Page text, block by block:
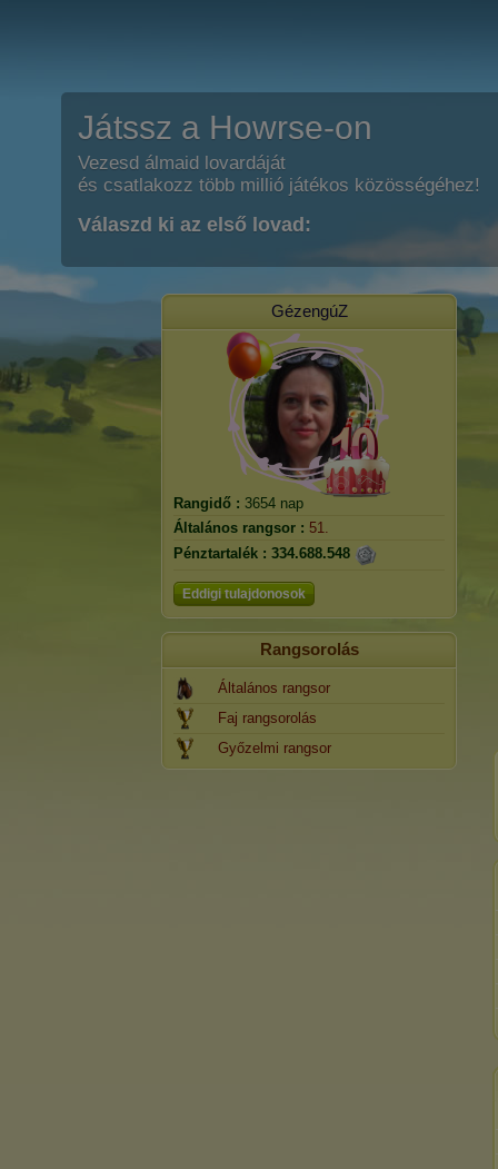
Játssz a Howrse-on
Vezesd álmaid lovardáját
és csatlakozz több millió játékos közösségéhez!
Válaszd ki az első lovad:
GézengúZ
Rangidő : 3654 nap
Általános rangsor : 51.
Pénztartalék : 334.688.548
Eddigi tulajdonosok
Rangsorolás
Általános rangsor
Faj rangsorolás
Győzelmi rangsor